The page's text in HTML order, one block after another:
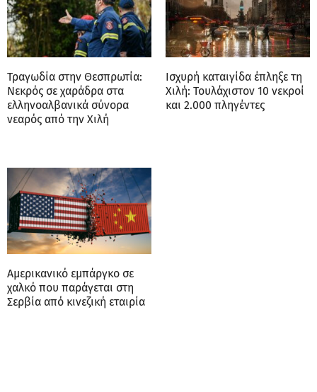
Τραγωδία στην Θεσπρωτία:
Νεκρός σε χαράδρα στα
ελληνοαλβανικά σύνορα
νεαρός από την Χιλή
Ισχυρή καταιγίδα έπληξε τη
Χιλή: Τουλάχιστον 10 νεκροί
και 2.000 πληγέντες
Αμερικανικό εμπάργκο σε
χαλκό που παράγεται στη
Σερβία από κινεζική εταιρία